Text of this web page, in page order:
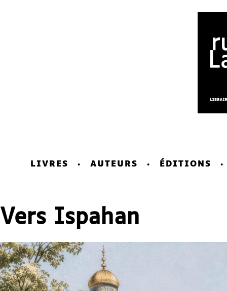
LIVRES AUTEURS ÉDITIONS
Vers Ispahan